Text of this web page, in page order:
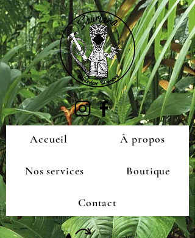
Accueil À propos
Nos services Boutique
Contact